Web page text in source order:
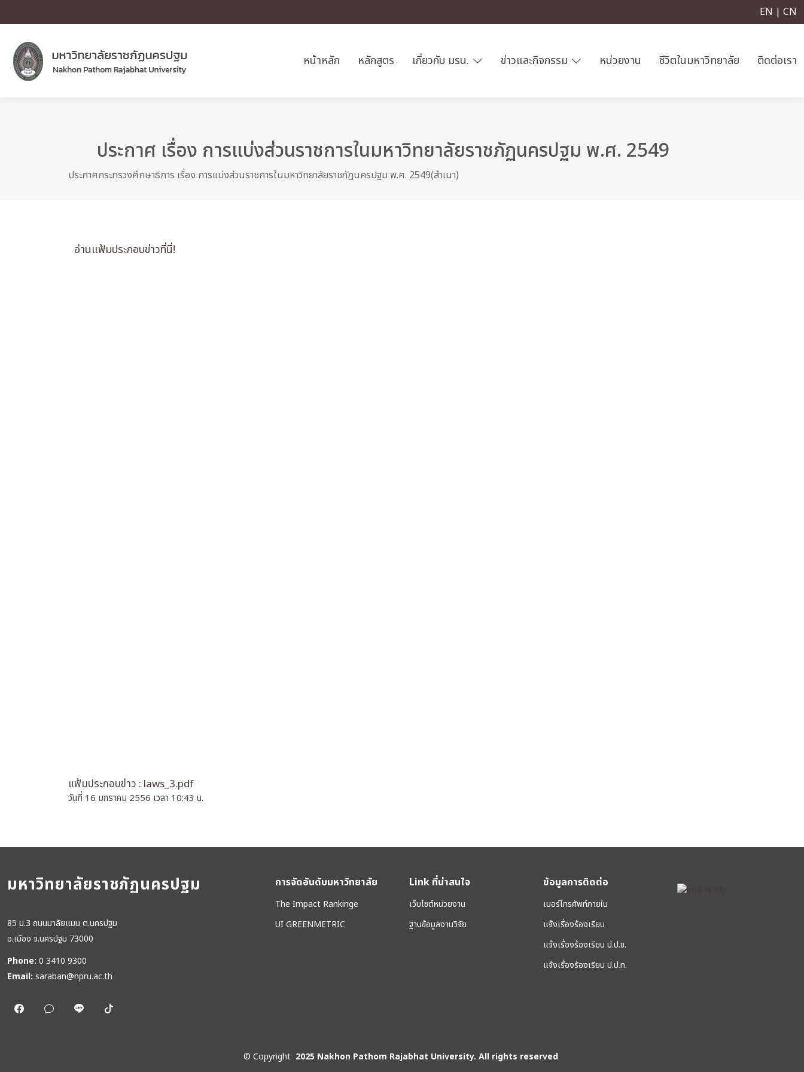
EN | CN
หน้าหลัก หลักสูตร เกี่ยวกับ มรน. ข่าวและกิจกรรม หน่วยงาน ชีวิตในมหาวิทยาลัย ติดต่อเรา
ประกาศ เรื่อง การแบ่งส่วนราชการในมหาวิทยาลัยราชภัฏนครปฐม พ.ศ. 2549
ประกาศกระทรวงศึกษาธิการ เรื่อง การแบ่งส่วนราชการในมหาวิทยาลัยราชภัฏนครปฐม พ.ศ. 2549(สำเนา)
อ่านแฟ้มประกอบข่าวที่นี่!
แฟ้มประกอบข่าว : laws_3.pdf
วันที่ 16 มกราคม 2556 เวลา 10:43 น.
มหาวิทยาลัยราชภัฏนครปฐม
85 ม.3 ถนนมาลัยแมน ต.นครปฐม
อ.เมือง จ.นครปฐม 73000
Phone: 0 3410 9300
Email: saraban@npru.ac.th
การจัดอันดับมหาวิทยาลัย
The Impact Rankinge
UI GREENMETRIC
Link ที่น่าสนใจ
เว็บไซต์หน่วยงาน
ฐานข้อมูลงานวิจัย
ข้อมูลการติดต่อ
เบอร์โทรศัพท์ภายใน
แจ้งเรื่องร้องเรียน
แจ้งเรื่องร้องเรียน ป.ป.ช.
แจ้งเรื่องร้องเรียน ป.ป.ท.
© Copyright 2025 Nakhon Pathom Rajabhat University. All rights reserved